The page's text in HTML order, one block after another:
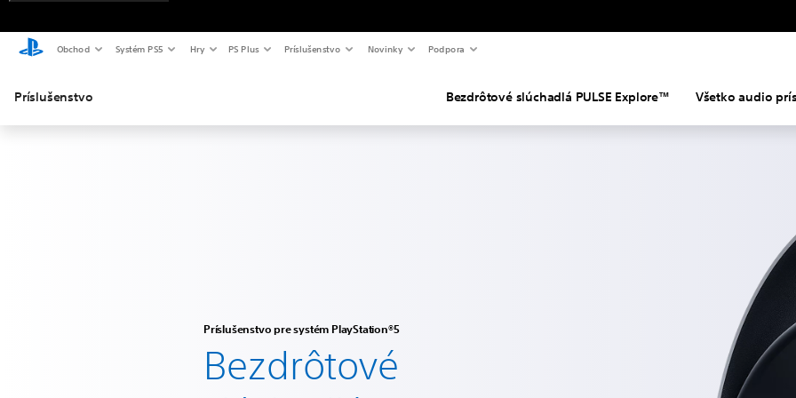
Obchod Systém PS5 Hry PS Plus Príslušenstvo Novinky Podpora
Príslušenstvo Bezdrôtové slúchadlá PULSE Explore™ Všetko audio
Príslušenstvo pre systém PlayStation®5
Bezdrôtové